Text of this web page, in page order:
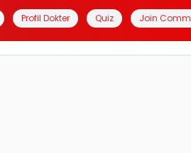
Profil Dokter Quiz Join